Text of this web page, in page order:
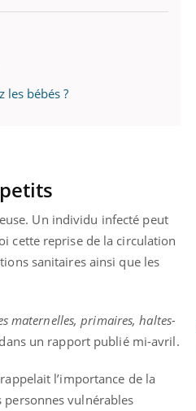
les bébés ?
Un individu infecté peut
cette reprise de la circulation
sanitaires ainsi que les
maternelles, primaires, haltes-
un rapport publié mi-avril.
l’importance de la
vulnérables